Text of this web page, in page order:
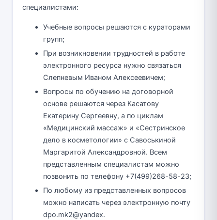
специалистами:
Учебные вопросы решаются с кураторами
групп;
При возникновении трудностей в работе
электронного ресурса нужно связаться
Слепневым Иваном Алексеевичем;
Вопросы по обучению на договорной
основе решаются через Касатову
Екатерину Сергеевну, а по циклам
«Медицинский массаж» и «Сестринское
дело в косметологии» с Савоськиной
Маргаритой Александровной. Всем
представленным специалистам можно
позвонить по телефону +7(499)268-58-23;
По любому из представленных вопросов
можно написать через электронную почту
dpo.mk2@yandex.